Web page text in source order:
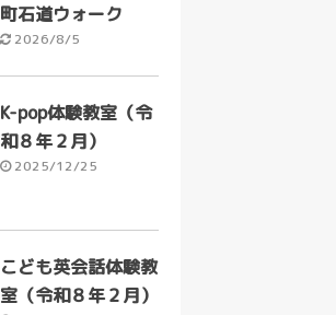
町石道ウォーク
2026/8/5
K-pop体験教室（令
和８年２月）
2025/12/25
こども英会話体験教
室（令和８年２月）